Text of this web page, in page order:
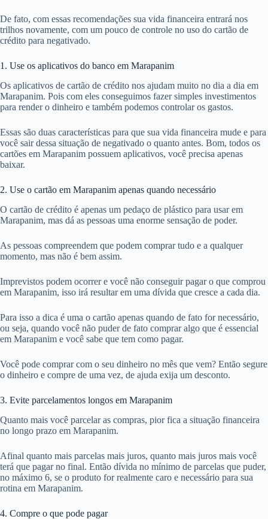
De fato, com essas recomendações sua vida financeira entrará nos
trilhos novamente, com um pouco de controle no uso do cartão de
crédito para negativado.
1. Use os aplicativos do banco em Marapanim
Os aplicativos de cartão de crédito nos ajudam muito no dia a dia em
Marapanim. Pois com eles conseguimos fazer simples investimentos
para render o dinheiro e também podemos controlar os gastos.
Essas são duas características para que sua vida financeira mude e para
você sair dessa situação de negativado o quanto antes. Bom, todos os
cartões em Marapanim possuem aplicativos, você precisa apenas
baixar.
2. Use o cartão em Marapanim apenas quando necessário
O cartão de crédito é apenas um pedaço de plástico para usar em
Marapanim, mas dá as pessoas uma enorme sensação de poder.
As pessoas compreendem que podem comprar tudo e a qualquer
momento, mas não é bem assim.
Imprevistos podem ocorrer e você não conseguir pagar o que comprou
em Marapanim, isso irá resultar em uma dívida que cresce a cada dia.
Para isso a dica é uma o cartão apenas quando de fato for necessário,
ou seja, quando você não puder de fato comprar algo que é essencial
em Marapanim e você sabe que tem como pagar.
Você pode comprar com o seu dinheiro no mês que vem? Então segure
o dinheiro e compre de uma vez, de ajuda exija um desconto.
3. Evite parcelamentos longos em Marapanim
Quanto mais você parcelar as compras, pior fica a situação financeira
no longo prazo em Marapanim.
Afinal quanto mais parcelas mais juros, quanto mais juros mais você
terá que pagar no final. Então dívida no mínimo de parcelas que puder,
no máximo 6, se o produto for realmente caro e necessário para sua
rotina em Marapanim.
4. Compre o que pode pagar